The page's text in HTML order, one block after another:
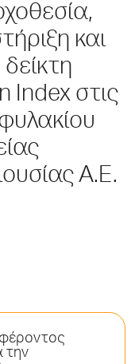
και
Index στις
A.E.
την